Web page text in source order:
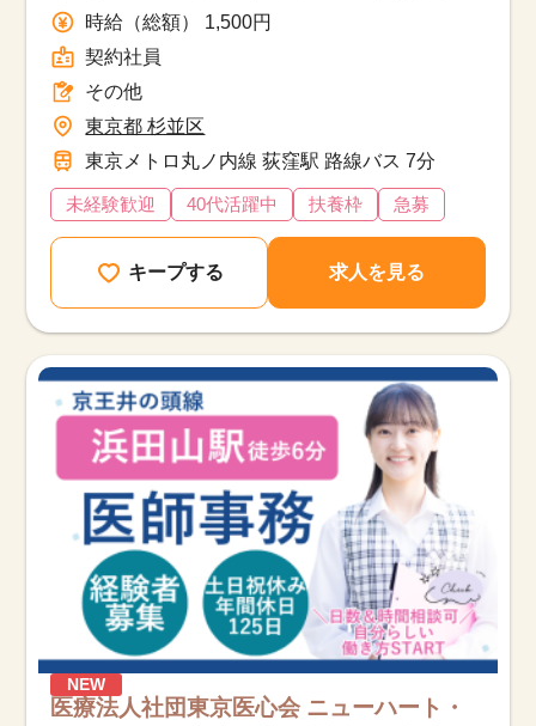
充実研修＆福利厚生あり
時給（総額） 1,500円
契約社員
その他
東京都 杉並区
東京メトロ丸ノ内線 荻窪駅 路線バス 7分
未経験歓迎 40代活躍中 扶養枠 急募
キープする 求人を見る
NEW
医療法人社団東京医心会 ニューハート・